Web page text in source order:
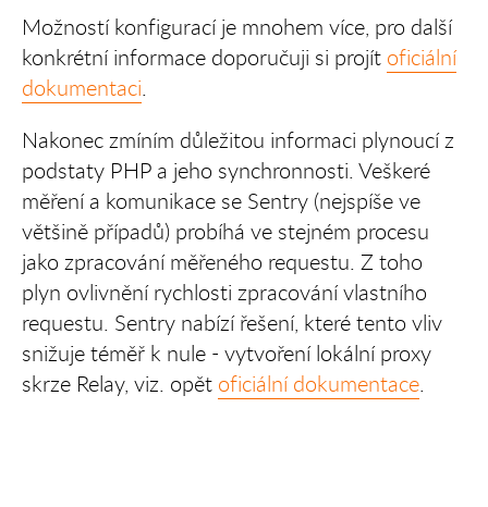
Možností konfigurací je mnohem více, pro další
konkrétní informace doporučuji si projít oficiální
dokumentaci.
Nakonec zmíním důležitou informaci plynoucí z
podstaty PHP a jeho synchronnosti. Veškeré
měření a komunikace se Sentry (nejspíše ve
většině případů) probíhá ve stejném procesu
jako zpracování měřeného requestu. Z toho
plyn ovlivnění rychlosti zpracování vlastního
requestu. Sentry nabízí řešení, které tento vliv
snižuje téměř k nule - vytvoření lokální proxy
skrze Relay, viz. opět oficiální dokumentace.